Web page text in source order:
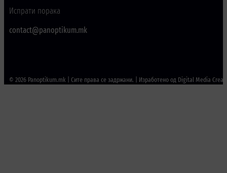
Испрати порака
contact@panoptikum.mk
© 2026 Panoptikum.mk | Сите права се задржани. | Изработено од Digital Media